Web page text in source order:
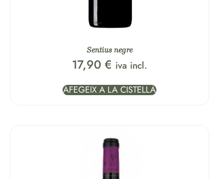
Sentius negre
17,90 € iva incl.
AFEGEIX A LA CISTELLA